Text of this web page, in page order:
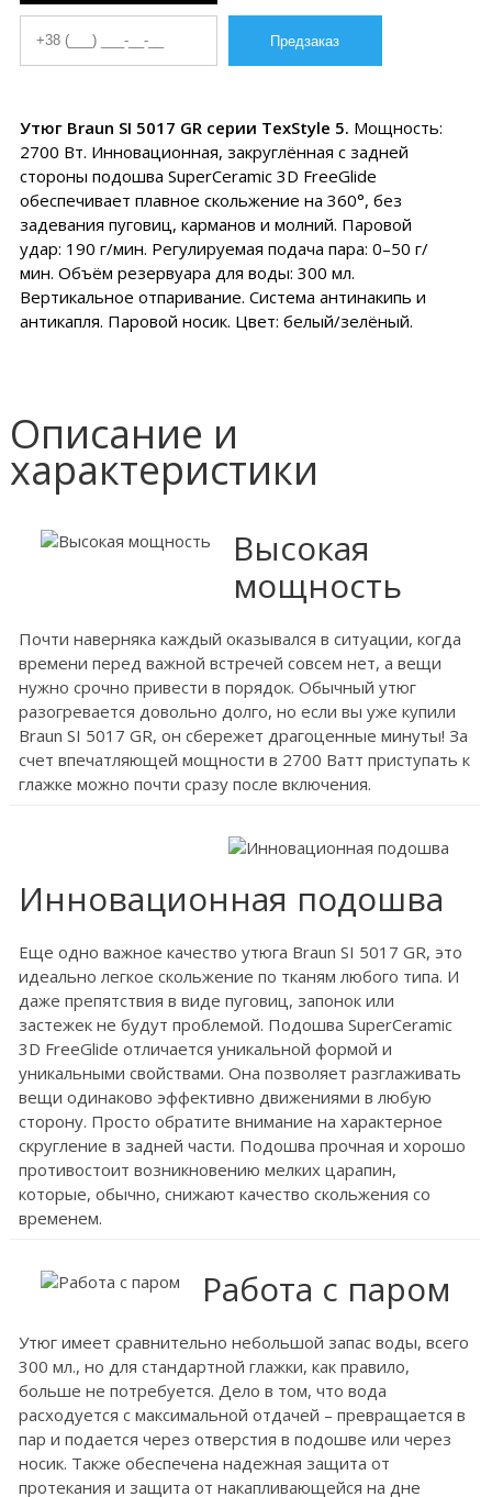
Утюг Braun SI 5017 GR серии TexStyle 5. Мощность:
2700 Вт. Инновационная, закруглённая с задней
стороны подошва SuperCeramic 3D FreeGlide
обеспечивает плавное скольжение на 360°, без
задевания пуговиц, карманов и молний. Паровой
удар: 190 г/мин. Регулируемая подача пара: 0–50 г/
мин. Объём резервуара для воды: 300 мл.
Вертикальное отпаривание. Система антинакипь и
антикапля. Паровой носик. Цвет: белый/зелёный.
Описание и
характеристики
Высокая
мощность
Почти наверняка каждый оказывался в ситуации, когда
времени перед важной встречей совсем нет, а вещи
нужно срочно привести в порядок. Обычный утюг
разогревается довольно долго, но если вы уже купили
Braun SI 5017 GR, он сбережет драгоценные минуты! За
счет впечатляющей мощности в 2700 Ватт приступать к
глажке можно почти сразу после включения.
Инновационная подошва
Еще одно важное качество утюга Braun SI 5017 GR, это
идеально легкое скольжение по тканям любого типа. И
даже препятствия в виде пуговиц, запонок или
застежек не будут проблемой. Подошва SuperCeramic
3D FreeGlide отличается уникальной формой и
уникальными свойствами. Она позволяет разглаживать
вещи одинаково эффективно движениями в любую
сторону. Просто обратите внимание на характерное
скругление в задней части. Подошва прочная и хорошо
противостоит возникновению мелких царапин,
которые, обычно, снижают качество скольжения со
временем.
Работа с паром
Утюг имеет сравнительно небольшой запас воды, всего
300 мл., но для стандартной глажки, как правило,
больше не потребуется. Дело в том, что вода
расходуется с максимальной отдачей – превращается в
пар и подается через отверстия в подошве или через
носик. Также обеспечена надежная защита от
протекания и защита от накапливающейся на дне